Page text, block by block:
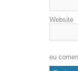
Website
eu